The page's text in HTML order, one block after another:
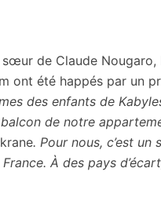
sœur de Claude
ont été happés par un
des enfants de
de notre
. Pour nous, c’est
À des pays